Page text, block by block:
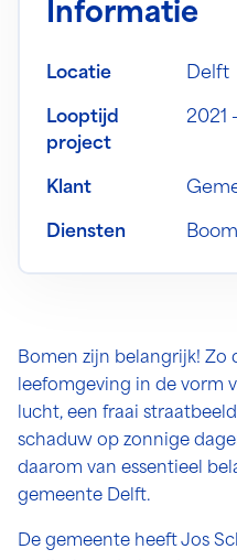
Informatie
Locatie Delft
Looptijd
project
2021
Klant
Diensten
Bomen zijn belangrijk! Zo
leefomgeving in de vorm
lucht, een fraai
schaduw op zonnige
daarom van essentieel
gemeente Delft.
De gemeente heeft Jos